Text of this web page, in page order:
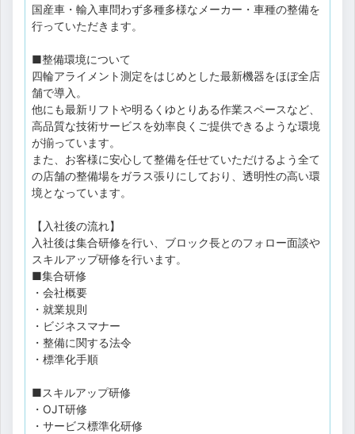
国産車・輸入車問わず多種多様なメーカー・車種の整備を
行っていただきます。
■整備環境について
四輪アライメント測定をはじめとした最新機器をほぼ全店
舗で導入。
他にも最新リフトや明るくゆとりある作業スペースなど、
高品質な技術サービスを効率良くご提供できるような環境
が揃っています。
また、お客様に安心して整備を任せていただけるよう全て
の店舗の整備場をガラス張りにしており、透明性の高い環
境となっています。
【入社後の流れ】
入社後は集合研修を行い、ブロック長とのフォロー面談や
スキルアップ研修を行います。
■集合研修
・会社概要
・就業規則
・ビジネスマナー
・整備に関する法令
・標準化手順
■スキルアップ研修
・OJT研修
・サービス標準化研修